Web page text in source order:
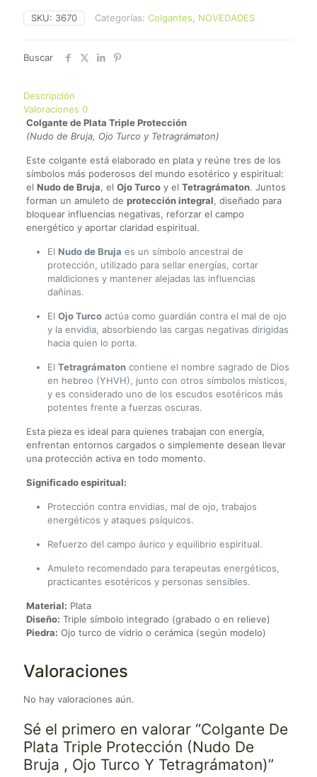
SKU: 3670 Categorías: Colgantes, NOVEDADES
Buscar
Descripción
Valoraciones 0
Colgante de Plata Triple Protección
(Nudo de Bruja, Ojo Turco y Tetragrámaton)
Este colgante está elaborado en plata y reúne tres de los
símbolos más poderosos del mundo esotérico y espiritual:
el Nudo de Bruja, el Ojo Turcoy el Tetragrámaton. Juntos
forman un amuleto de protección integral, diseñado para
bloquear influencias negativas, reforzar el campo
energético y aportar claridad espiritual.
El Nudo de Bruja es un símbolo ancestral de
protección, utilizado para sellar energías, cortar
maldiciones y mantener alejadas las influencias
dañinas.
El Ojo Turcoactúa como guardián contra el mal de ojo
y la envidia, absorbiendo las cargas negativas dirigidas
hacia quien lo porta.
El Tetragrámatoncontiene el nombre sagrado de Dios
en hebreo (YHVH), junto con otros símbolos místicos,
y es considerado uno de los escudos esotéricos más
potentes frente a fuerzas oscuras.
Esta pieza es ideal para quienes trabajan con energía,
enfrentan entornos cargados o simplemente desean llevar
una protección activa en todo momento.
Significado espiritual:
Protección contra envidias, mal de ojo, trabajos
energéticos y ataques psíquicos.
Refuerzo del campo áurico y equilibrio espiritual.
Amuleto recomendado para terapeutas energéticos,
practicantes esotéricos y personas sensibles.
Material: Plata
Diseño: Triple símbolo integrado (grabado o en relieve)
Piedra: Ojo turco de vidrio o cerámica (según modelo)
Valoraciones
No hay valoraciones aún.
Sé el primero en valorar “Colgante De
Plata Triple Protección (Nudo De
Bruja , Ojo Turco Y Tetragrámaton)”